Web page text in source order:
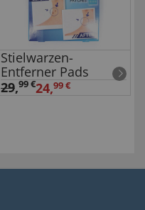
Stielwarzen-
Entferner Pads
29,99 €24,99 €